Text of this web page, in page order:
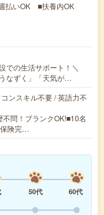
払いOK ■扶養内OK
での生活サポート！＼
なずく」「天気が…
ンスキル不要 / 英語力不
問！ブランクOK!■10名
保険完…
50代
60代